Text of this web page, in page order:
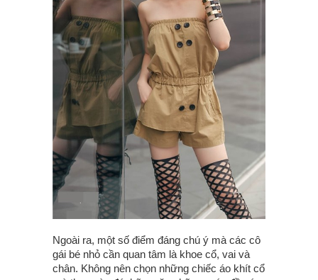
Ngoài ra, một số điểm đáng chú ý mà các cô
gái bé nhỏ cần quan tâm là khoe cổ, vai và
chân. Không nên chọn những chiếc áo khít cổ